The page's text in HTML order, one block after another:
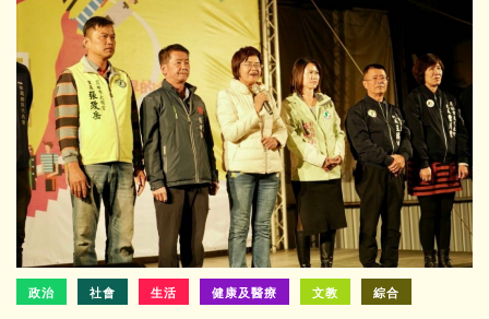
政治 社會 生活 健康及醫療 文教 綜合